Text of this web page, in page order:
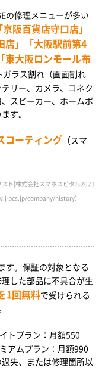
の修理メニューが多い
阪百貨店守口店」
店」「大阪駅前第4
東大阪ロンモール布
ラス割れ（画面割れ
リー、カメラ、コネク
スピーカー、ホームボ
す。
コーティング （スマ
ト|株式会社スマホスピタル
pcs.jp/company/history）
す。保証の対象となる
した部品に不具合が生
1回無料で受けられる
イトプラン：月額550
アムプラン：月額990
失、または修理箇所以